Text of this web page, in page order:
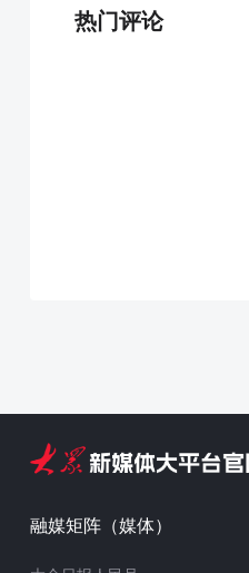
热门评论
融媒矩阵（媒体）